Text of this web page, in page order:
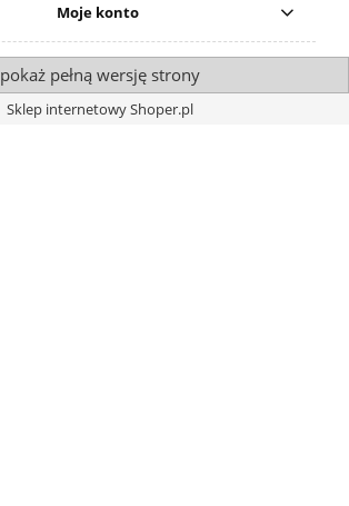
Moje konto
pokaż pełną wersję strony
Sklep internetowy Shoper.pl